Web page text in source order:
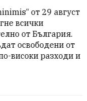
от 29 август
всички
от България.
освободени от
високи разходи и